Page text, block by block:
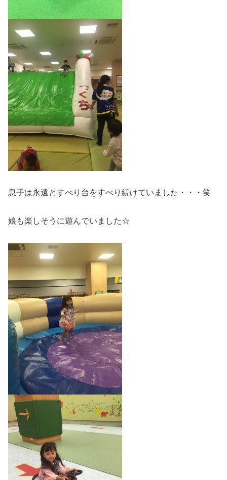
息子は永遠とすべり台をすべり続けていました・・・笑
娘も楽しそうに遊んでいました☆